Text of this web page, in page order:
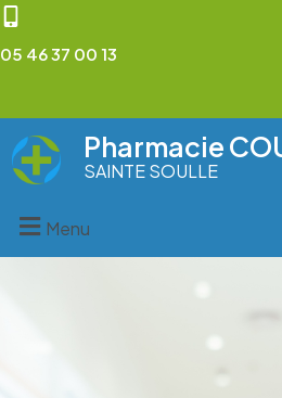
05 46 37 00 13
Pharmacie
SAINTE SOULLE
Menu